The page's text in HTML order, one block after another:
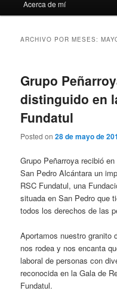
Acerca de mí
ARCHIVO POR MESES:
Grupo
distinguido en
Fundatul
Posted on28 de mayo de
Grupo Peñarroya recibió
San Pedro Alcántara un
RSC Fundatul, una
situada en San Pedro que
todos los derechos de las
Aportamos nuestro granito
nos rodea y nos encanta
laboral de personas con
reconocida en la Gala de
Fundatul.